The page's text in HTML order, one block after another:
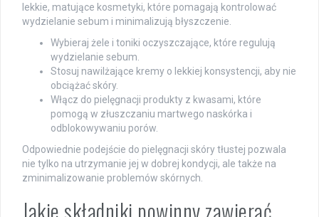
lekkie, matujące kosmetyki, które pomagają kontrolować
wydzielanie sebum i minimalizują błyszczenie.
Wybieraj żele i toniki oczyszczające, które regulują
wydzielanie sebum.
Stosuj nawilżające kremy o lekkiej konsystencji, aby nie
obciążać skóry.
Włącz do pielęgnacji produkty z kwasami, które
pomogą w złuszczaniu martwego naskórka i
odblokowywaniu porów.
Odpowiednie podejście do pielęgnacji skóry tłustej pozwala
nie tylko na utrzymanie jej w dobrej kondycji, ale także na
zminimalizowanie problemów skórnych.